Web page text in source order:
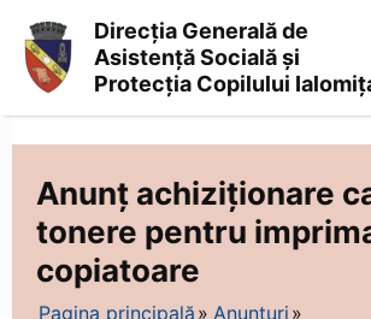
Asistență
Socială
și
Protecția
Copilului
Direcția Generală de
Asistență Socială și
Protecția Copilului
Anunț achiziționare
tonere pentru
copiatoare
Pagina principală
Anunțuri